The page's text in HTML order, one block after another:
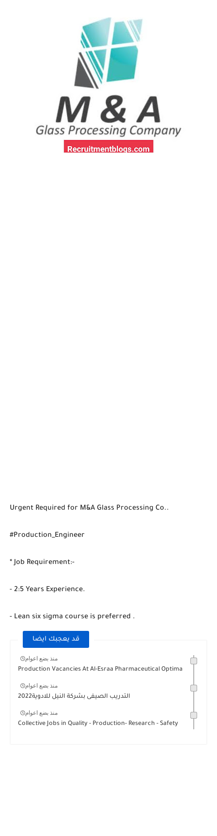
Urgent Required for M&A Glass Processing Co..
#Production_Engineer
* Job Requirement:-
- 2:5 Years Experience.
- Lean six sigma course is preferred .
قد يعجبك ايضا
منذ بضع اعوام
Production Vacancies At Al-Esraa Pharmaceutical Optima
منذ بضع اعوام
التدريب الصيفى بشركة النيل للادوية2022
منذ بضع اعوام
Collective Jobs in Quality - Production- Research - Safety